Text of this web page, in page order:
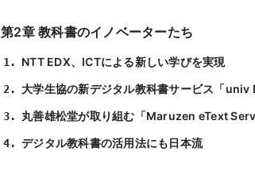
第2章 教科書のイノベーターたち
NTT EDX、ICTによる新しい学びを実現
大学生協の新デジタル教科書サービス「univ
丸善雄松堂が取り組む「Maruzen eText
デジタル教科書の活用法にも日本流